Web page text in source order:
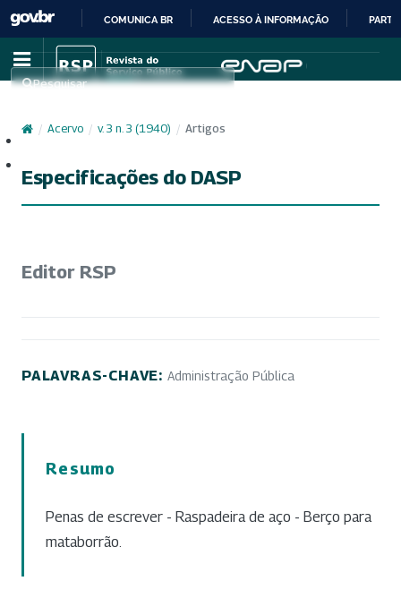
IR
PARA
CONTEÚDO
COMUNICA BR ACESSO À INFORMAÇÃO
Pesquisar
/ Acervo / v. 3 n. 3 (1940) / Artigos
Especificações do DASP
Editor RSP
PALAVRAS-CHAVE: Administração Pública
Resumo
Penas de escrever - Raspadeira de aço - Berço para
mataborrão.